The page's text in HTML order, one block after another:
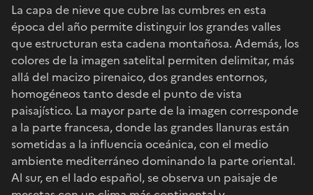
La capa de nieve que cubre las cumbres en esta
época del año permite distinguir los grandes valles
que estructuran esta cadena montañosa. Además, los
colores de la imagen satelital permiten delimitar, más
allá del macizo pirenaico, dos grandes entornos,
homogéneos tanto desde el punto de vista
paisajístico. La mayor parte de la imagen corresponde
a la parte francesa, donde las grandes llanuras están
sometidas a la influencia oceánica, con el medio
ambiente mediterráneo dominando la parte oriental.
Al sur, en el lado español, se observa un paisaje de